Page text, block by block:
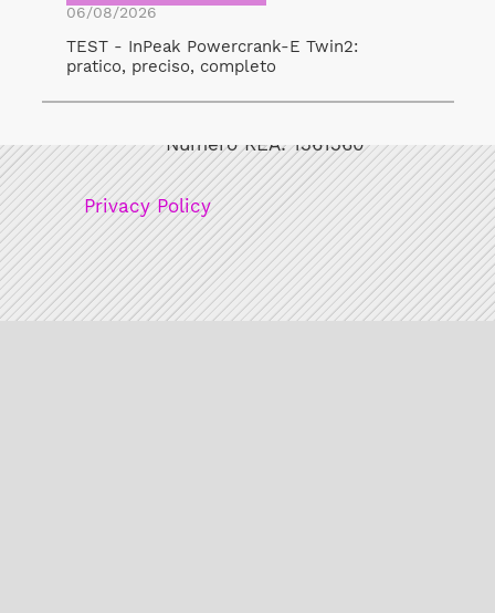
06/08/2026
TEST - InPeak Powercrank-E Twin2:
pratico, preciso, completo
Numero REA: 1361360
Privacy Policy